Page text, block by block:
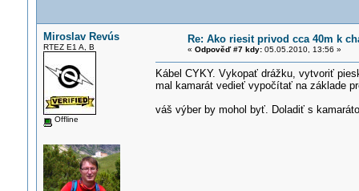
Miroslav Revús
RTEZ E1 A, B
Offline
Re: Ako riesit privod cca 40m k
« Odpověď #7 kdy:05.05.2010, 13:56 »
Kábel CYKY. Vykopať drážku, vytvoriť
mal kamarát vedieť vypočítať na základe
váš výber by mohol byť. Doladiť s